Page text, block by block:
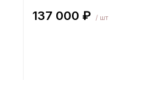
137 000 ₽ / шт